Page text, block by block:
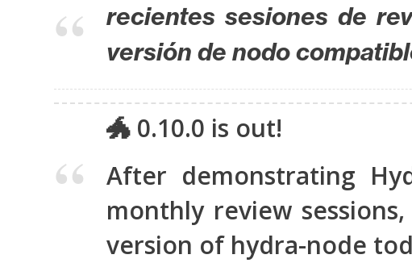
a
e
s
recientes sesiones de
versión de nodo
🐲 0.10.0 is out!
After demonstrating
monthly review
version of hydra-node